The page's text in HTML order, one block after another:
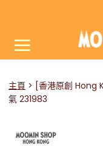
主頁
[香港原創 Hong
氣 231983